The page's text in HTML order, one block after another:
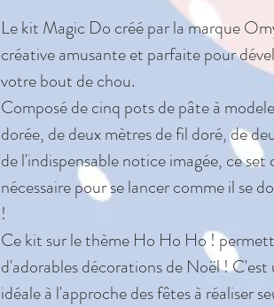
Le kit Magic Do créé par la marque
créative amusante et parfaite pour
votre bout de chou.
Composé de cinq pots de pâte à
dorée, de deux mètres de fil doré, de
de l'indispensable notice imagée, ce
nécessaire pour se lancer comme il se
!
Ce kit sur le thème Ho Ho Ho !
d'adorables décorations de Noël !
idéale à l'approche des fêtes à réaliser